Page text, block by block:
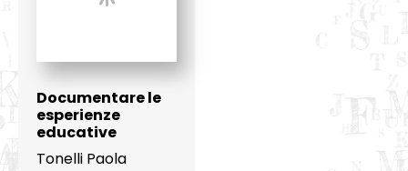
Documentare le
esperienze
educative
Tonelli Paola